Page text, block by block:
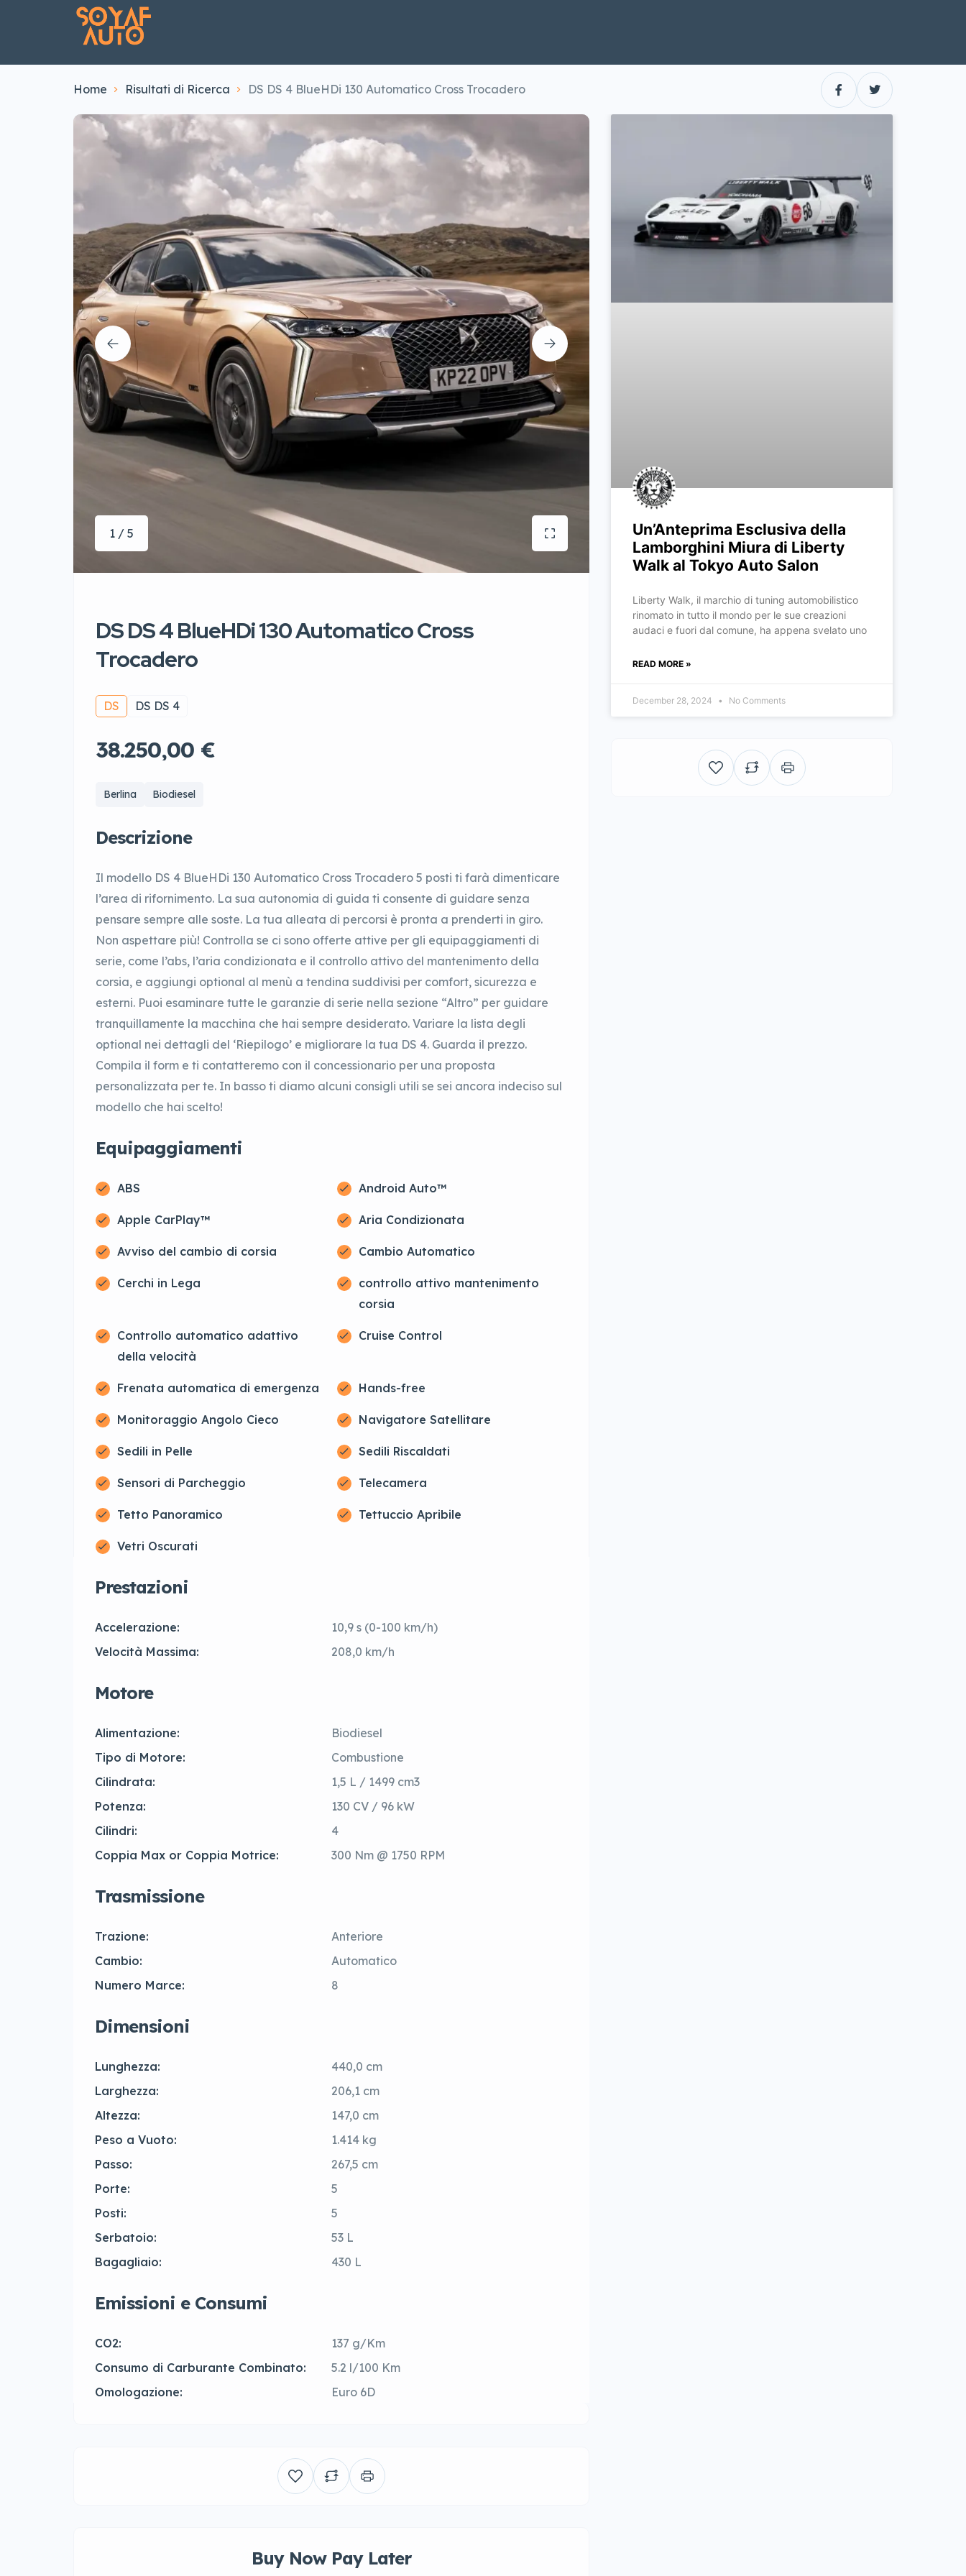
Home Risultati di Ricerca DS DS 4 BlueHDi 130 Automatico Cross Trocadero
1 / 5
DS DS 4 BlueHDi 130 Automatico Cross
Trocadero
DS DS DS 4
38.250,00 €
Berlina Biodiesel
Descrizione
Il modello DS 4 BlueHDi 130 Automatico Cross Trocadero 5 posti ti farà dimenticare
l’area di rifornimento. La sua autonomia di guida ti consente di guidare senza
pensare sempre alle soste. La tua alleata di percorsi è pronta a prenderti in giro.
Non aspettare più! Controlla se ci sono offerte attive per gli equipaggiamenti di
serie, come l’abs, l’aria condizionata e il controllo attivo del mantenimento della
corsia, e aggiungi optional al menù a tendina suddivisi per comfort, sicurezza e
esterni. Puoi esaminare tutte le garanzie di serie nella sezione “Altro” per guidare
tranquillamente la macchina che hai sempre desiderato. Variare la lista degli
optional nei dettagli del ‘Riepilogo’ e migliorare la tua DS 4. Guarda il prezzo.
Compila il form e ti contatteremo con il concessionario per una proposta
personalizzata per te. In basso ti diamo alcuni consigli utili se sei ancora indeciso sul
modello che hai scelto!
Equipaggiamenti
ABS Android Auto™
Apple CarPlay™ Aria Condizionata
Avviso del cambio di corsia Cambio Automatico
Cerchi in Lega
controllo attivo mantenimento
corsia
Controllo automatico adattivo
della velocità
Cruise Control
Frenata automatica di emergenza Hands-free
Monitoraggio Angolo Cieco Navigatore Satellitare
Sedili in Pelle Sedili Riscaldati
Sensori di Parcheggio Telecamera
Tetto Panoramico Tettuccio Apribile
Vetri Oscurati
Prestazioni
Accelerazione:
10,9 s (0-100 km/h)
Velocità Massima:
208,0 km/h
Motore
Alimentazione:
Biodiesel
Tipo di Motore:
Combustione
Cilindrata:
1,5 L / 1499 cm3
Potenza:
130 CV / 96 kW
Cilindri:
4
Coppia Max or Coppia Motrice:
300 Nm @ 1750 RPM
Trasmissione
Trazione:
Anteriore
Cambio:
Automatico
Numero Marce:
8
Dimensioni
Lunghezza:
440,0 cm
Larghezza:
206,1 cm
Altezza:
147,0 cm
Peso a Vuoto:
1.414 kg
Passo:
267,5 cm
Porte:
5
Posti:
5
Serbatoio:
53 L
Bagagliaio:
430 L
Emissioni e Consumi
CO2:
137 g/Km
Consumo di Carburante Combinato:
5.2 l/100 Km
Omologazione:
Euro 6D
Buy Now Pay Later
Un’Anteprima Esclusiva della
Lamborghini Miura di Liberty
Walk al Tokyo Auto Salon
Liberty Walk, il marchio di tuning automobilistico
rinomato in tutto il mondo per le sue creazioni
audaci e fuori dal comune, ha appena svelato uno
READ MORE »
December 28, 2024 No Comments